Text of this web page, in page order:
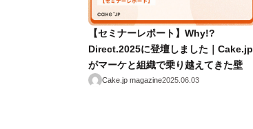
【セミナーレポート】Why!?
Direct.2025に登壇しました｜Cake.jp
がマーケと組織で乗り越えてきた壁
Cake.jp magazine2025.06.03